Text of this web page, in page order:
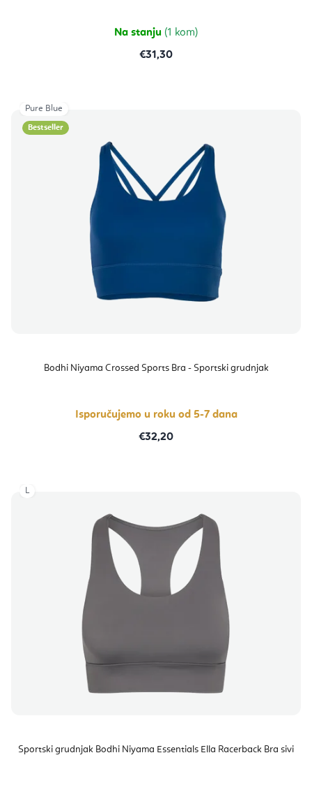
Na stanju (1 kom)
€31,30
Bestseller
Bodhi Niyama Crossed Sports Bra - Sportski grudnjak
Isporučujemo u roku od 5-7 dana
€32,20
Pure Blue
Sportski grudnjak Bodhi Niyama Essentials Ella Racerback Bra sivi
L